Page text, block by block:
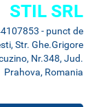
STIL SRL
- punct de
Str. Ghe.Grigore
Nr.348, Jud.
Prahova, Romania